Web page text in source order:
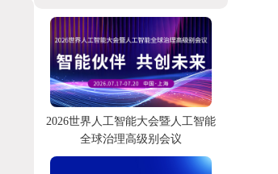
2026世界人工智能大会暨人工智能
全球治理高级别会议